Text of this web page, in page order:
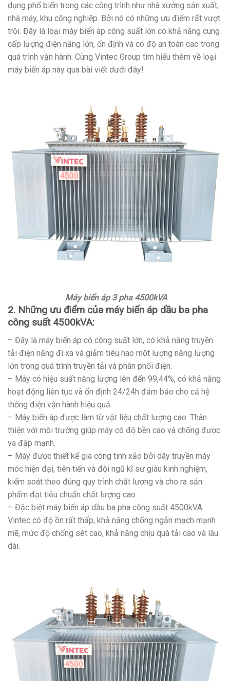
dụng phổ biến trong các công trình như nhà xưởng sản xuất,
nhà máy, khu công nghiệp. Bởi nó có những ưu điểm rất vượt
trội. Đây là loại máy biến áp công suất lớn có khả năng cung
cấp lượng điện năng lớn, ổn định và có độ an toàn cao trong
quá trình vận hành. Cùng Vintec Group tìm hiểu thêm về loại
máy biến áp này qua bài viết dưới đây!
Máy biến áp 3 pha 4500kVA
2. Những ưu điểm của máy biến áp dầu ba pha
công suất 4500kVA:
– Đây là máy biến áp có công suất lớn, có khả năng truyền
tải điện năng đi xa và giảm tiêu hao một lượng năng lượng
lớn trong quá trình truyền tải và phân phối điện.
– Máy có hiệu suất năng lượng lên đến 99,44%, có khả năng
hoạt động liên tục và ổn định 24/24h đảm bảo cho cả hệ
thống điện vận hành hiệu quả.
– Máy biến áp được làm từ vật liệu chất lượng cao. Thân
thiện với môi trường giúp máy có độ bền cao và chống được
va đập mạnh.
– Máy được thiết kế gia công tinh xảo bởi dây truyền máy
móc hiện đại, tiên tiến và đội ngũ kĩ sư giàu kinh nghiệm,
kiểm soát theo đúng quy trình chất lượng và cho ra sản
phẩm đạt tiêu chuẩn chất lượng cao.
– Đặc biệt máy biến áp dầu ba pha công suất 4500kVA
Vintec có độ ồn rất thấp, khả năng chống ngắn mạch mạnh
mẽ, mức độ chống sét cao, khả năng chịu quá tải cao và lâu
dài.